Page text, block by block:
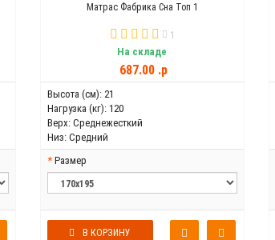
Матрас Фабрика Сна Топ 1
1
На складе
687.00 .p
Высота (см): 21
Нагрузка (кг): 120
Верх: Среднежесткий
Низ: Средний
Размер
В КОРЗИНУ